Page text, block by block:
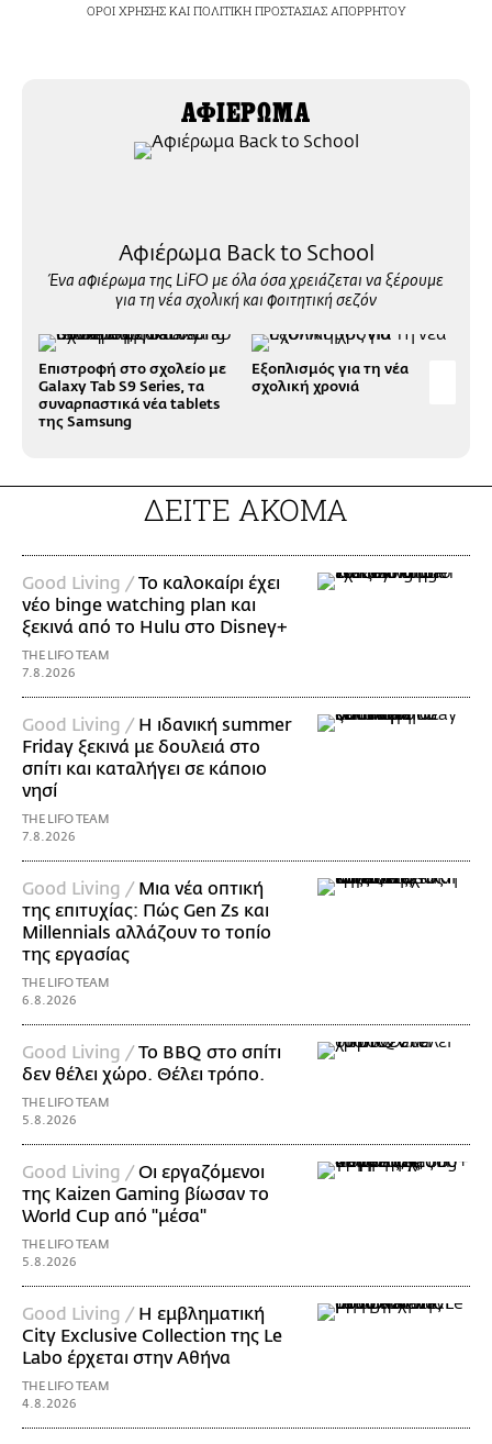
ΟΡΟΙ ΧΡΗΣΗΣΚΑΙ ΠΟΛΙΤΙΚΗ ΠΡΟΣΤΑΣΙΑΣ ΑΠΟΡΡΗΤΟΥ
ΑΦΙΕΡΩΜΑ
Αφιέρωμα Back to School
Ένα αφιέρωμα της LiFO με όλα όσα χρειάζεται να ξέρουμε
για τη νέα σχολική και φοιτητική σεζόν
Επιστροφή στο σχολείο με
Galaxy Tab S9 Series, τα
συναρπαστικά νέα tablets
της Samsung
Εξοπλισμός για τη νέα
σχολική χρονιά
ΔΕΙΤΕ ΑΚΟΜΑ
Good Living /Το καλοκαίρι έχει
νέο binge watching plan και
ξεκινά από το Hulu στο Disney+
THE LIFO TEAM
7.8.2026
Good Living / Η ιδανική summer
Friday ξεκινά με δουλειά στο
σπίτι και καταλήγει σε κάποιο
νησί
THE LIFO TEAM
7.8.2026
Good Living / Μια νέα οπτική
της επιτυχίας: Πώς Gen Zs και
Millennials αλλάζουν το τοπίο
της εργασίας
THE LIFO TEAM
6.8.2026
Good Living /Το BBQ στο σπίτι
δεν θέλει χώρο. Θέλει τρόπο.
THE LIFO TEAM
5.8.2026
Good Living /Οι εργαζόμενοι
της Kaizen Gaming βίωσαν το
World Cup από "μέσα"
THE LIFO TEAM
5.8.2026
Good Living / Η εμβληματική
City Exclusive Collection της Le
Labo έρχεται στην Αθήνα
THE LIFO TEAM
4.8.2026